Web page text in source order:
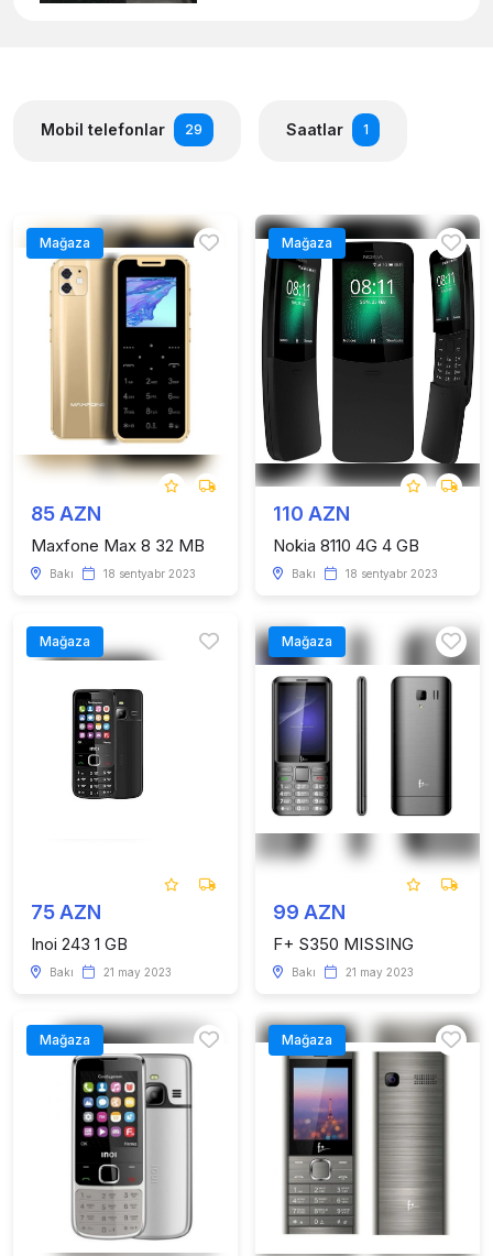
Mobil telefonlar 29 Saatlar 1
Mağaza
85 AZN
Maxfone Max 8 32 MB
Bakı 18 sentyabr 2023
Mağaza
110 AZN
Nokia 8110 4G 4 GB
Bakı 18 sentyabr 2023
Mağaza
75 AZN
Inoi 243 1 GB
Bakı 21 may 2023
Mağaza
99 AZN
F+ S350 MISSING
Bakı 21 may 2023
Mağaza Mağaza